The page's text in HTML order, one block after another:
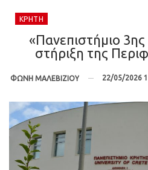
ΚΡΉΤΗ
«Πανεπιστήμιο 3ης
στήριξη της
ΦΩΝΗ ΜΑΛΕΒΙΖΙΟΥ 22/05/2026